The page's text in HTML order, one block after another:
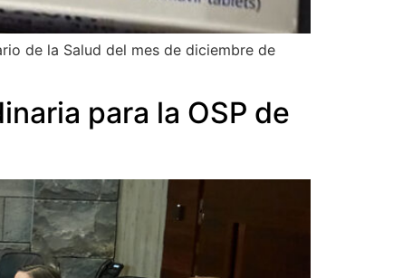
de la Salud del mes de diciembre de
para la OSP de